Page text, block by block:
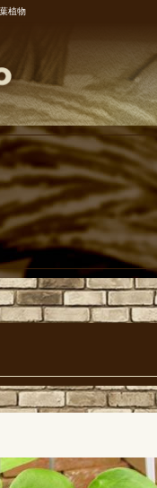
植物